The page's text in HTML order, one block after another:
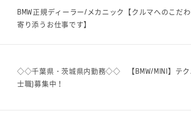
BMW正規ディーラー/メカニック【クルマへのこだ
寄り添うお仕事です】
◇◇千葉県・茨城県内勤務◇◇ 【BMW/MINI】テク
士職)募集中！